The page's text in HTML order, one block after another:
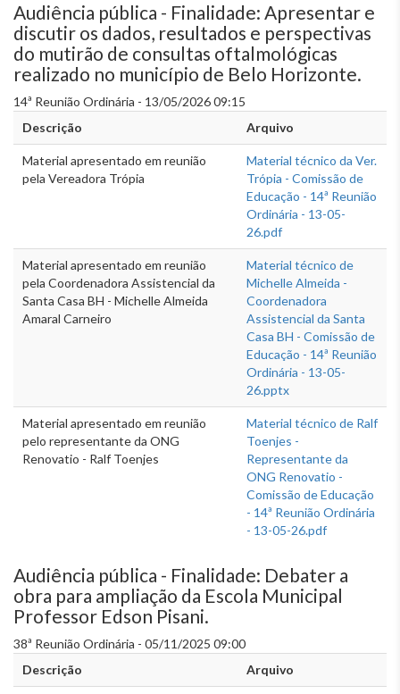
Audiência pública - Finalidade: Apresentar e
discutir os dados, resultados e perspectivas
do mutirão de consultas oftalmológicas
realizado no município de Belo Horizonte.
14ª Reunião Ordinária - 13/05/2026 09:15
Descrição
Arquivo
Material apresentado em reunião
pela Vereadora Trópia
Material técnico da Ver.
Trópia - Comissão de
Educação - 14ª Reunião
Ordinária - 13-05-
26.pdf
Material apresentado em reunião
pela Coordenadora Assistencial da
Santa Casa BH - Michelle Almeida
Amaral Carneiro
Material técnico de
Michelle Almeida -
Coordenadora
Assistencial da Santa
Casa BH - Comissão de
Educação - 14ª Reunião
Ordinária - 13-05-
26.pptx
Material apresentado em reunião
pelo representante da ONG
Renovatio - Ralf Toenjes
Material técnico de Ralf
Toenjes -
Representante da
ONG Renovatio -
Comissão de Educação
- 14ª Reunião Ordinária
- 13-05-26.pdf
Audiência pública - Finalidade: Debater a
obra para ampliação da Escola Municipal
Professor Edson Pisani.
38ª Reunião Ordinária - 05/11/2025 09:00
Descrição
Arquivo